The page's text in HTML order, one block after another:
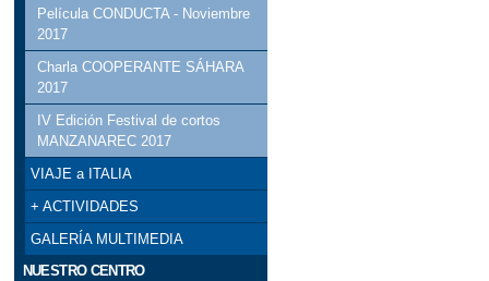
Película CONDUCTA - Noviembre
2017
Charla COOPERANTE SÁHARA
2017
IV Edición Festival de cortos
MANZANAREC 2017
VIAJE a ITALIA
+ ACTIVIDADES
GALERÍA MULTIMEDIA
NUESTRO CENTRO